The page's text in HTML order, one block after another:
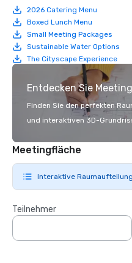
2026 Catering Menu
Boxed Lunch Menu
Small Meeting Packages
Sustainable Water Options
The Cityscape Experience
Entdecken Sie
Finden Sie den perfekten
und interaktiven 3D-
Meetingfläche
Interaktive
Teilnehmer